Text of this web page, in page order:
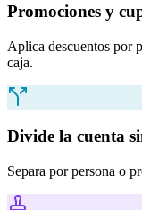
Promociones y
Aplica descuentos por
caja.
Divide la cuenta
Separa por persona o